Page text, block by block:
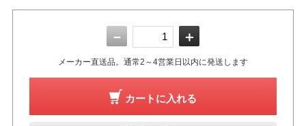
－ ＋
メーカー直送品。通常2～4営業日以内に発送します
カートに入れる